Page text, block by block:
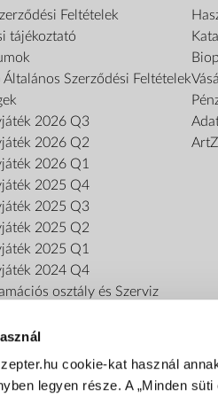
cookie-kat használ
legyen része. A „Minden
Feltételek
tájékoztató
Szerződési Feltételek
2026 Q3
2026 Q2
2026 Q1
2025 Q4
2025 Q3
2025 Q2
2025 Q1
2024 Q4
osztály és Szerviz